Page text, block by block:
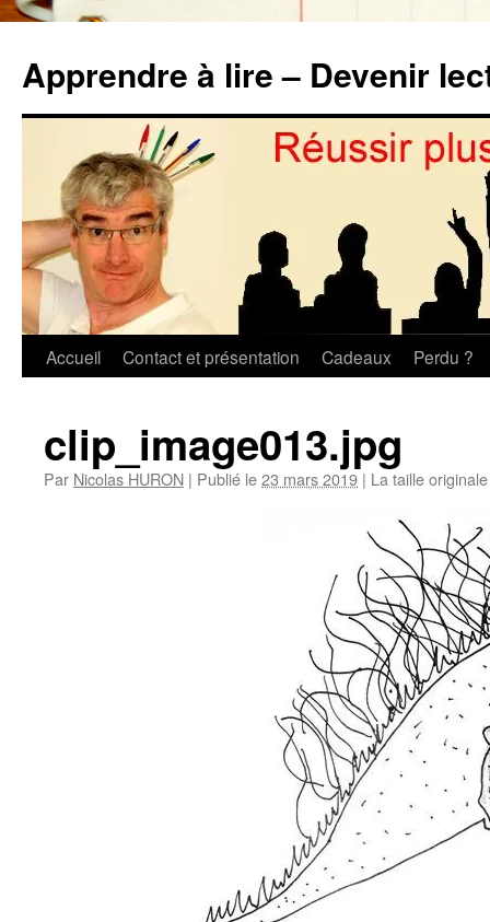
contenu
Apprendre à lire – Devenir
Accueil Contact et présentation Cadeaux Perdu ?
clip_image013.jpg
Par Nicolas HURON | Publié le23 mars 2019 | La taille